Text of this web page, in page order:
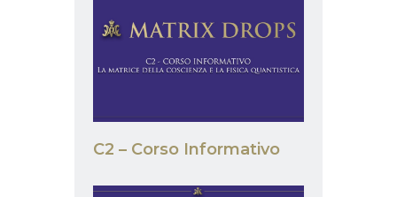
C2 – Corso Informativo